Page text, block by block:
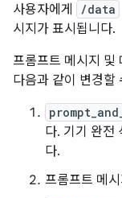
사용자에게
/data
시지가 표시됩니다.
프롬프트 메시지 및
다음과 같이 변경할
다. 기기 완전
다.
프롬프트 메